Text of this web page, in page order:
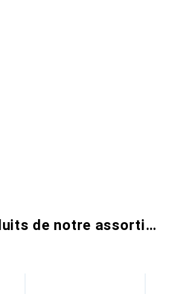
Plus de produits de notre assortiment